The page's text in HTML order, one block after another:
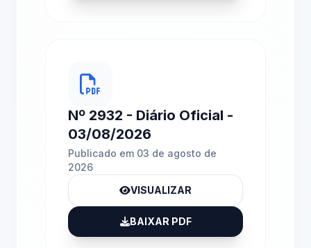
Nº 2932 - Diário Oficial -
03/08/2026
Publicado em 03 de agosto de
2026
VISUALIZAR
BAIXAR PDF